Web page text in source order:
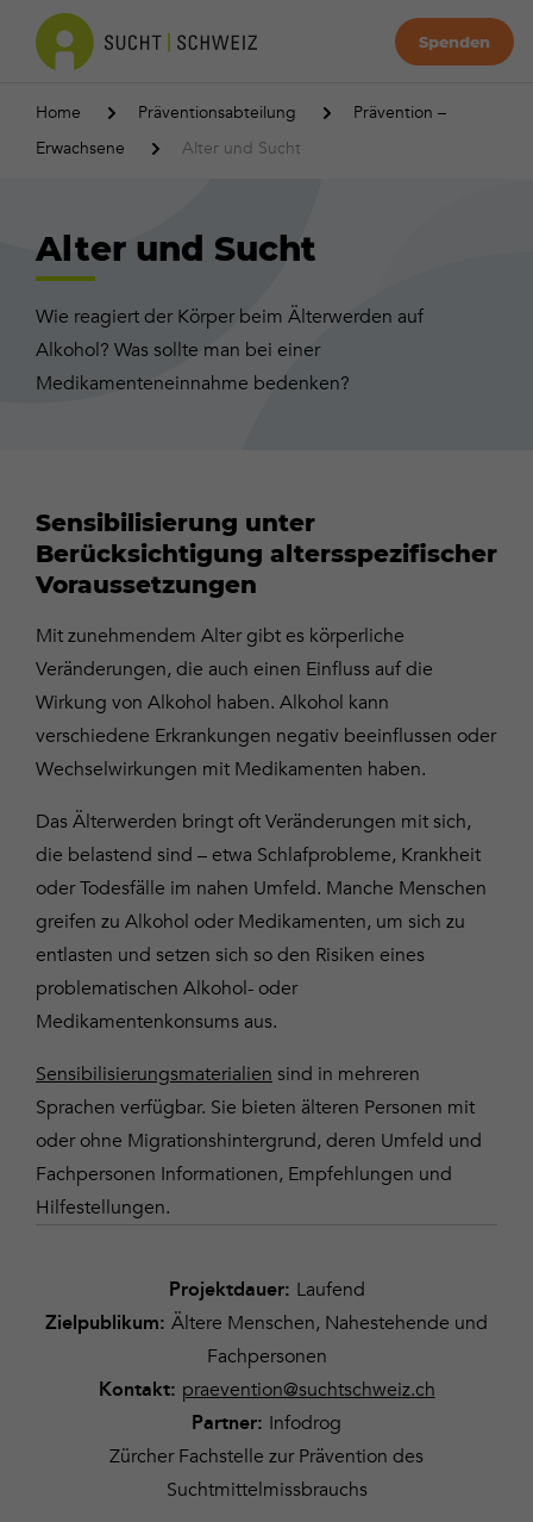
Spenden
Home Präventionsabteilung
Prävention –
Erwachsene
Alter und Sucht
Alter und Sucht
Wie reagiert der Körper beim Älterwerden auf
Alkohol? Was sollte man bei einer
Medikamenteneinnahme bedenken?
Sensibilisierung unter
Berücksichtigung altersspezifischer
Voraussetzungen
Mit zunehmendem Alter gibt es körperliche
Veränderungen, die auch einen Einfluss auf die
Wirkung von Alkohol haben. Alkohol kann
verschiedene Erkrankungen negativ beeinflussen oder
Wechselwirkungen mit Medikamenten haben.
Das Älterwerden bringt oft Veränderungen mit sich,
die belastend sind – etwa Schlafprobleme, Krankheit
oder Todesfälle im nahen Umfeld. Manche Menschen
greifen zu Alkohol oder Medikamenten, um sich zu
entlasten und setzen sich so den Risiken eines
problematischen Alkohol- oder
Medikamentenkonsums aus.
Sensibilisierungsmaterialien sind in mehreren
Sprachen verfügbar. Sie bieten älteren Personen mit
oder ohne Migrationshintergrund, deren Umfeld und
Fachpersonen Informationen, Empfehlungen und
Hilfestellungen.
Projektdauer: Laufend
Zielpublikum: Ältere Menschen, Nahestehende und
Fachpersonen
Kontakt: praevention@suchtschweiz.ch
Partner: Infodrog
Zürcher Fachstelle zur Prävention des
Suchtmittelmissbrauchs